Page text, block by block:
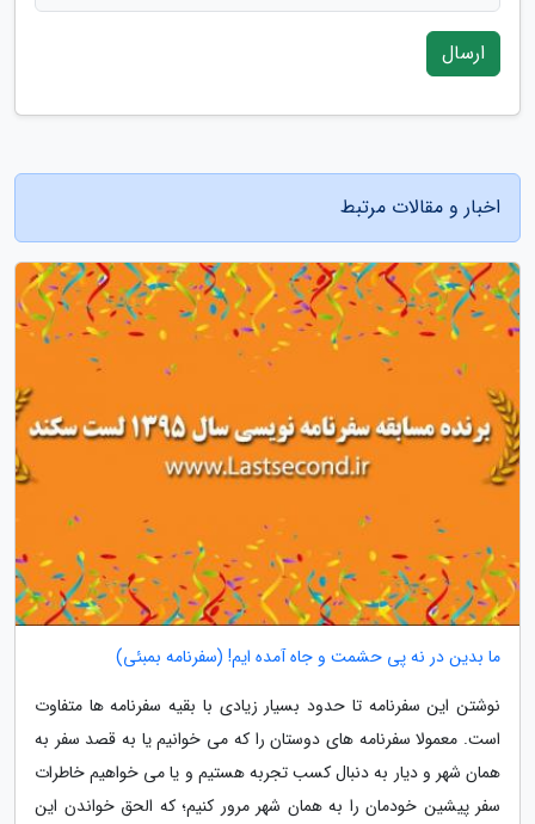
ارسال
اخبار و مقالات مرتبط
ما بدین در نه پی حشمت و جاه آمده ایم! (سفرنامه بمبئی)
نوشتن این سفرنامه تا حدود بسیار زیادی با بقیه سفرنامه ها متفاوت
است. معمولا سفرنامه های دوستان را که می خوانیم یا به قصد سفر به
همان شهر و دیار به دنبال کسب تجربه هستیم و یا می خواهیم خاطرات
سفر پیشین خودمان را به همان شهر مرور کنیم؛ که الحق خواندن این